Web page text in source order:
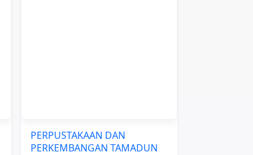
PERPUSTAKAAN DAN
PERKEMBANGAN TAMADUN